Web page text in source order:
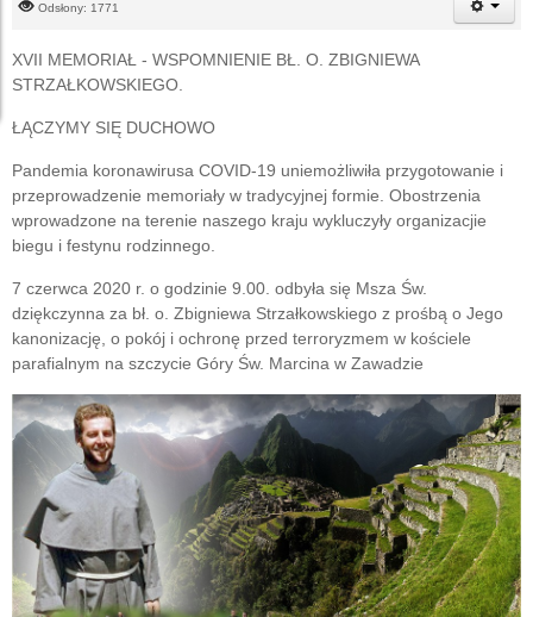
Odsłony: 1771
XVII MEMORIAŁ - WSPOMNIENIE BŁ. O. ZBIGNIEWA
STRZAŁKOWSKIEGO.
ŁĄCZYMY SIĘ DUCHOWO
Pandemia koronawirusa COVID-19 uniemożliwiła przygotowanie i
przeprowadzenie memoriały w tradycyjnej formie. Obostrzenia
wprowadzone na terenie naszego kraju wykluczyły organizacjie
biegu i festynu rodzinnego.
7 czerwca 2020 r. o godzinie 9.00. odbyła się Msza Św.
dziękczynna za bł. o. Zbigniewa Strzałkowskiego z prośbą o Jego
kanonizację, o pokój i ochronę przed terroryzmem w kościele
parafialnym na szczycie Góry Św. Marcina w Zawadzie